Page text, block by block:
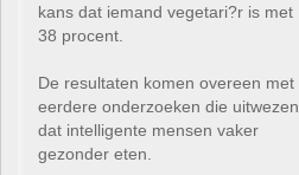
kans dat iemand vegetari?r is met
38 procent.
De resultaten komen overeen met
eerdere onderzoeken die uitwezen
dat intelligente mensen vaker
gezonder eten.